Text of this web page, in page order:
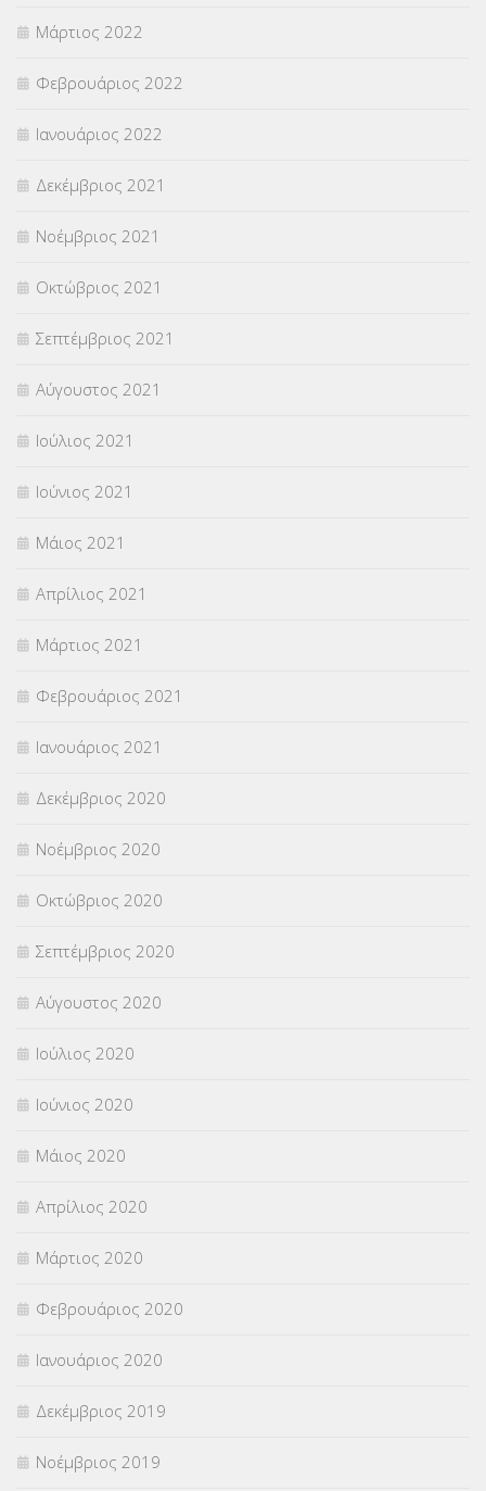
Μάρτιος 2022
Φεβρουάριος 2022
Ιανουάριος 2022
Δεκέμβριος 2021
Νοέμβριος 2021
Οκτώβριος 2021
Σεπτέμβριος 2021
Αύγουστος 2021
Ιούλιος 2021
Ιούνιος 2021
Μάιος 2021
Απρίλιος 2021
Μάρτιος 2021
Φεβρουάριος 2021
Ιανουάριος 2021
Δεκέμβριος 2020
Νοέμβριος 2020
Οκτώβριος 2020
Σεπτέμβριος 2020
Αύγουστος 2020
Ιούλιος 2020
Ιούνιος 2020
Μάιος 2020
Απρίλιος 2020
Μάρτιος 2020
Φεβρουάριος 2020
Ιανουάριος 2020
Δεκέμβριος 2019
Νοέμβριος 2019